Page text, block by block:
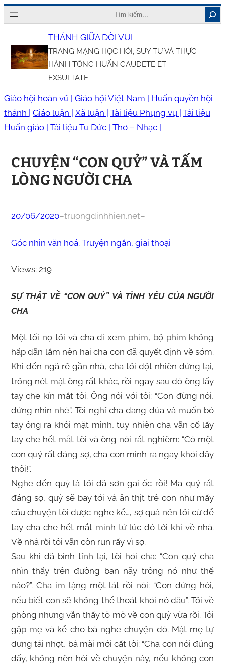
Chuyển
đến
nội
dung
Search
THÁNH GIỮA ĐỜI VUI
TRANG MẠNG HỌC HỎI, SUY TƯ VÀ THỰC
HÀNH TÔNG HUẤN GAUDETE ET
EXSULTATE
Giáo hội hoàn vũ | Giáo hội Việt Nam | Huấn quyền hội
thánh | Giáo luận | Xã luận | Tài liệu Phụng vụ | Tài liệu
Huấn giáo | Tài liệu Tu Đức | Thơ – Nhạc |
CHUYỆN “CON QUỶ” VÀ TẤM
LÒNG NGƯỜI CHA
20/06/2020–truongdinhhien.net–
Góc nhìn văn hoá, Truyện ngắn, giai thoại
Views: 219
SỰ THẬT VỀ “CON QUỶ” VÀ TÌNH YÊU CỦA NGƯỜI
CHA
Một tối nọ tôi và cha đi xem phim, bộ phim không
hấp dẫn lắm nên hai cha con đã quyết định về sớm.
Khi đến ngã rẽ gần nhà, cha tôi đột nhiên dừng lại,
trông nét mặt ông rất khác, rồi ngay sau đó ông lấy
tay che kín mắt tôi. Ông nói với tôi: “Con đừng nói,
đừng nhìn nhé”. Tôi nghĩ cha đang đùa và muốn bỏ
tay ông ra khỏi mặt mình, tuy nhiên cha vẫn cố lấy
tay che hết mắt tôi và ông nói rất nghiêm: “Có một
con quỷ rất đáng sợ, cha con mình ra ngay khỏi đây
thôi!”.
Nghe đến quỷ là tôi đã sởn gai ốc rồi! Ma quỷ rất
đáng sợ, quỷ sẽ bay tới và ăn thịt trẻ con như mấy
câu chuyện tôi được nghe kể…, sợ quá nên tôi cứ để
tay cha che hết mắt mình từ lúc đó tới khi về nhà.
Về nhà rồi tôi vẫn còn run rẩy vì sợ.
Sau khi đã bình tĩnh lại, tôi hỏi cha: “Con quỷ cha
nhìn thấy trên đường ban nãy trông nó như thế
nào?”. Cha im lặng một lát rồi nói: “Con đừng hỏi,
nếu biết con sẽ không thể thoát khỏi nó đâu”. Tôi về
phòng nhưng vẫn thấy tò mò về con quỷ vừa rồi. Tôi
gặp mẹ và kể cho bà nghe chuyện đó. Mặt mẹ tự
dưng tái nhợt, bà mãi mới cất lời: “Cha con nói đúng
đấy, không nên hỏi về chuyện này, nếu không con